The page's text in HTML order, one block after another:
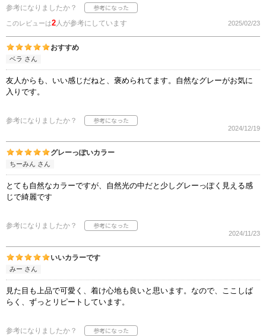
参考になりましたか？
このレビューは2人が参考にしています 2025/02/23
おすすめ
ベラ さん
友人からも、いい感じだねと、褒められてます。自然なグレーがお気に
入りです。
参考になりましたか？
2024/12/19
グレーっぽいカラー
ちーみん さん
とても自然なカラーですが、自然光の中だと少しグレーっぽく見える感
じで綺麗です
参考になりましたか？
2024/11/23
いいカラーです
みー さん
見た目も上品で可愛く、着け心地も良いと思います。なので、ここしば
らく、ずっとリピートしています。
参考になりましたか？